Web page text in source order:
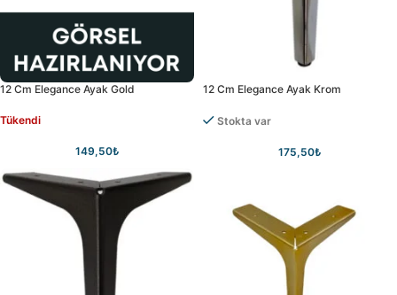
12 Cm Elegance Ayak Gold
Tükendi
149,50₺
12 Cm Elegance Ayak Krom
Stokta var
175,50₺